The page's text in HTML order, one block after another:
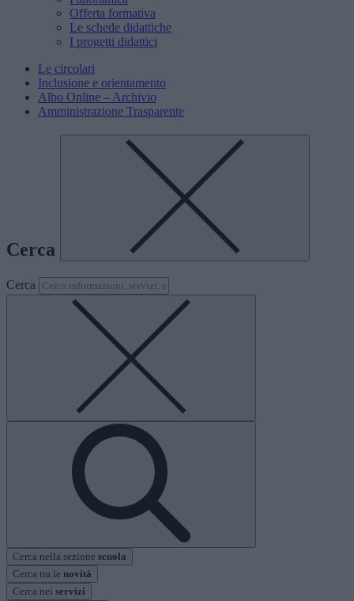
Offerta formativa
Le schede didattiche
I progetti didattici
Le circolari
Inclusione e orientamento
Albo Online – Archivio
Amministrazione Trasparente
Cerca
Cerca
Cerca nella sezione scuola
Cerca tra le novità
Cerca nei servizi